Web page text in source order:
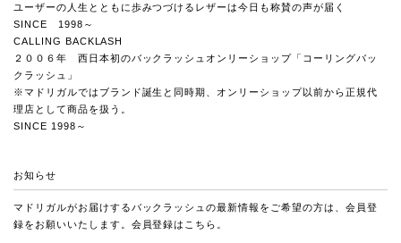
ユーザーの人生とともに歩みつづけるレザーは今日も称賛の声が届く
SINCE 1998～
CALLING BACKLASH
２００６年 西日本初のバックラッシュオンリーショップ「コーリングバッ
クラッシュ」
※マドリガルではブランド誕生と同時期、オンリーショップ以前から正規代
理店として商品を扱う。
SINCE 1998～
お知らせ
マドリガルがお届けするバックラッシュの最新情報をご希望の方は、会員登
録をお願いいたします。会員登録は こちら 。